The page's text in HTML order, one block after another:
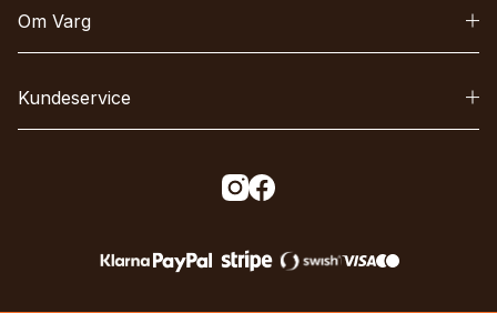
Om Varg
Kundeservice